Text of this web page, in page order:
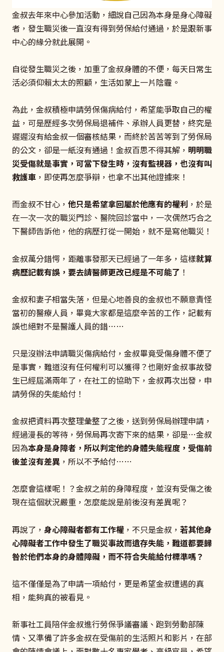
金叔去年來中心參加活動，細說自己因為本身是身心障礙
者，發生職災後一直沒有得到勞保給付通過，於是跟新事
中心的緣分就此展開。
自從發生職災之後，加重了金叔身體的不便，每天日常生
活必須仰賴太太的照顧，生活如蒙上一片陰霾。
為此，金叔積極申請勞保傷病給付，希望能爭取自己的權
益，可是歷經多次勞保局退補件、承辦人員更替，終究是
遲遲沒有給金叔一個審核結果，而終於苦苦等到了勞保局
的公文，卻是一紙沒有通過！金叔百思不得其解， 明明職
災受傷就是事實，可當下發生時，沒有監視器，也沒有叫
救護車 ，即使再怎麼爭辯，也拿不出其他證據來！
而金叔不甘心， 他只是希望拿回屬於他應有的權利 ，於是
在一次一次的職災門診、醫院回診當中，一次偶然巧合之
下醫師告訴他，他的病歷打從一開始，就不是寫他職災！
金叔萬分錯愕，距離事發那天已經過了一年多，這樣就算
病歷記載有誤，要去請醫師更改已經是不可能了 ！
金叔和妻子相當失落，但是心地善良的金叔也不願意責怪
當初的醫療人員，畢竟大家都是這麼辛苦的工作，記載有
誤也絕對不是醫護人員的錯……
只是沒辦法申請職災傷病給付，金叔畢竟受傷身體不便了
是事實，難道沒有任何權利可以獲得？也剛好金叔事故發
生已經屆滿兩年了，在社工的協助下，金叔再次出發，申
請勞保的失能給付！
金叔把資料再次整理彙整了之後，送到勞保局辦理申請，
經過漫長的等待，勞保局再次寄下來的結果，卻是…金叔
因為本身是身障者，所以判定他的身體失能程度，受傷前
後並沒有差異 ，所以不予給付……
怎麼會這樣呢！？金叔之前的身障程度，並沒有受傷之後
現在這個狀況嚴重，怎麼能說是前後沒有差異呢？
再說了， 身心障礙者都有工作權 ，不只是金叔， 若其他身
心障礙者工作中發生了職災事故而遺存失能，難道都要歸
咎於他們本身的身體障礙，而不符合失能給付標準嗎？
這不僅僅是為了申請一項給付，更是希望金叔遭遇的真
相，能夠真的被看見。
新事社工員陪伴金叔進行勞保爭議審議、跑到勞動部陳
情、又準備了許多金叔在受傷前的生活照片和影片，在部